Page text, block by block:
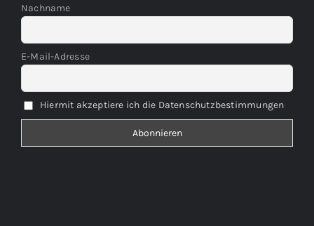
Nachname
E-Mail-Adresse
Hiermit akzeptiere ich die Datenschutzbestimmungen